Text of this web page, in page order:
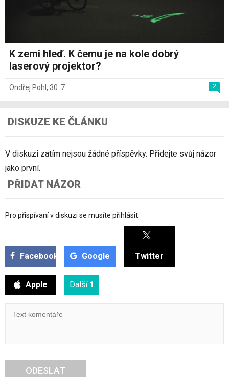
K zemi hleď. K čemu je na kole dobrý
laserový projektor?
2
Ondřej Pohl , 30. 7.
DISKUZE KE ČLÁNKU
V diskuzi zatím nejsou žádné příspěvky. Přidejte svůj názor
jako první.
PŘIDAT NÁZOR
Pro přispívaní v diskuzi se musíte přihlásit:
Facebook Google Twitter
Apple Další 1
ODESLAT